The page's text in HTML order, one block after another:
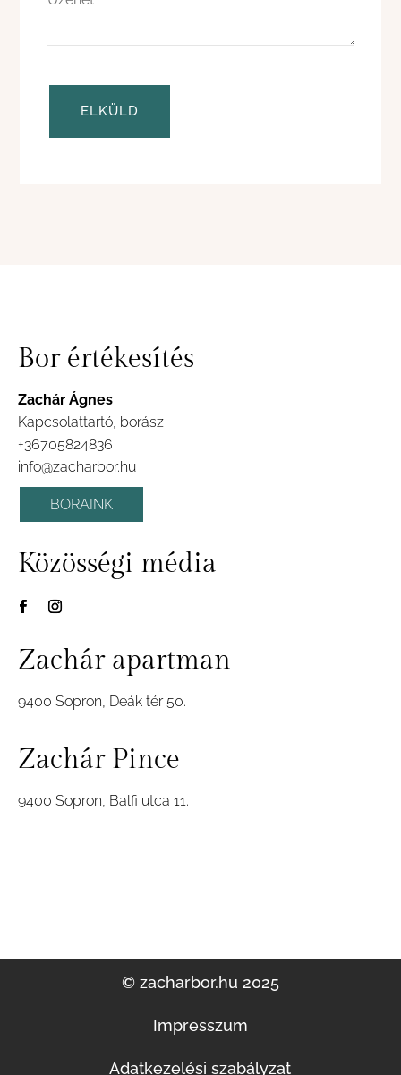
ELKÜLD
Bor értékesítés
Zachár Ágnes
Kapcsolattartó, borász
+36705824836
info@zacharbor.hu
BORAINK
Közösségi média
Zachár apartman
9400 Sopron, Deák tér 50.
Zachár Pince
9400 Sopron, Balfi utca 11.
© zacharbor.hu 2025
Impresszum
Adatkezelési szabályzat